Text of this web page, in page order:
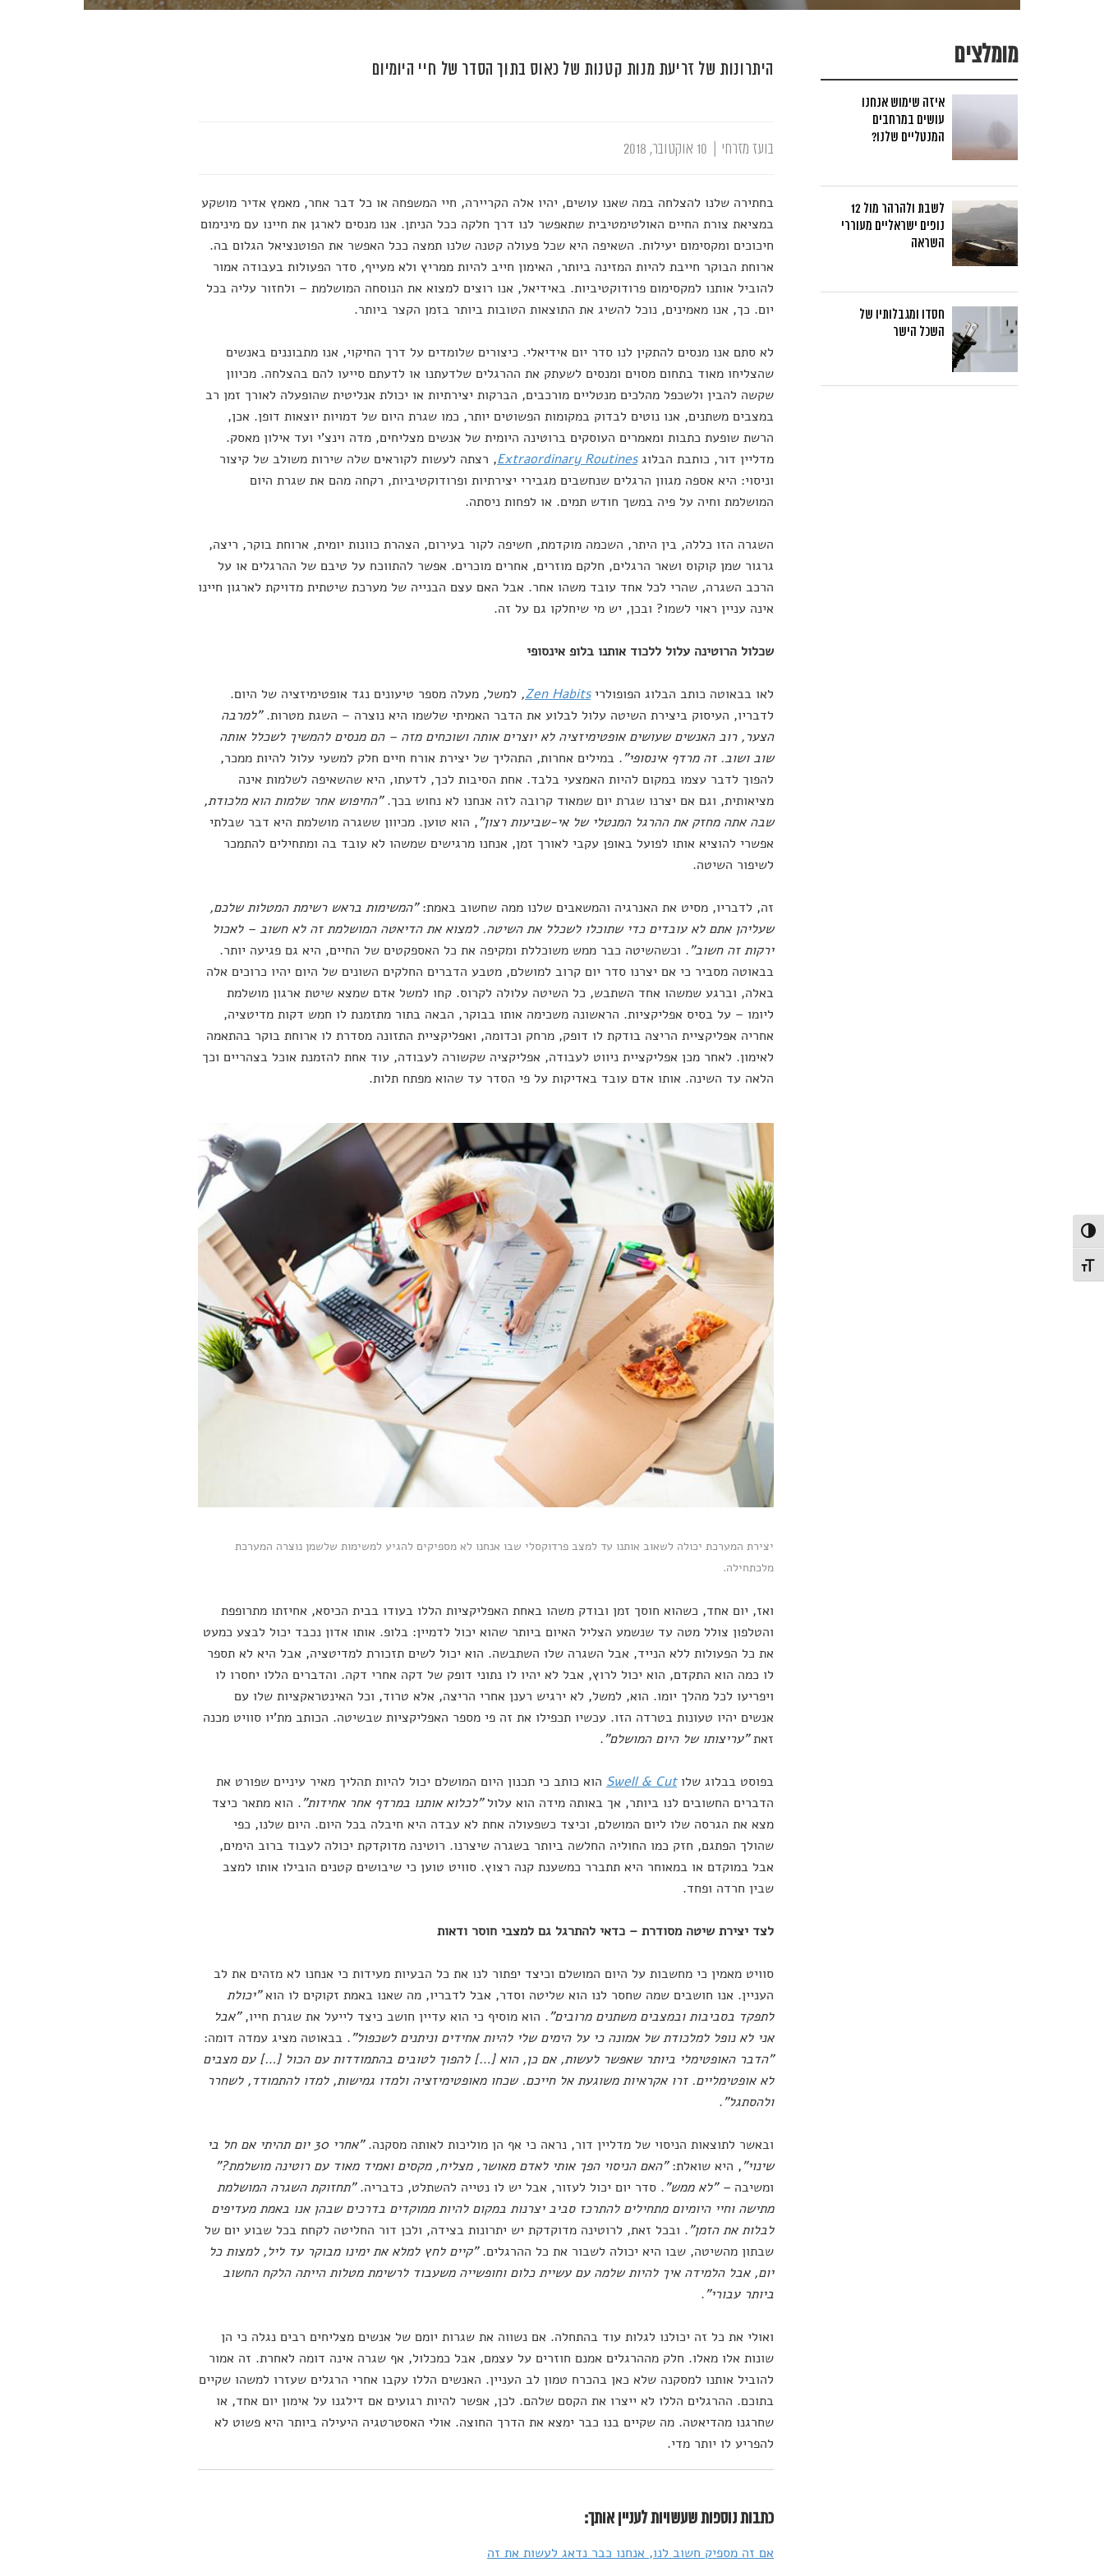
הפעל/כבה ניגודיות גבוהה
מתג גודל גופן
היתרונות של זריעת מנות קטנות של כאוס בתוך הסדר של חיי היומיום
בועז מזרחי
בחתירה שלנו להצלחה במה שאנו עושים, יהיו אלה הקריירה, חיי המשפחה או כל דבר אחר, מאמץ אדיר מושקע
במציאת צורת החיים האולטימטיבית שתאפשר לנו דרך חלקה ככל הניתן. אנו מנסים לארגן את חיינו עם מינימום
חיכוכים ומקסימום יעילות. השאיפה היא שכל פעולה קטנה שלנו תמצה ככל האפשר את הפוטנציאל הגלום בה.
ארוחת הבוקר חייבת להיות המזינה ביותר, האימון חייב להיות ממריץ ולא מעייף, סדר הפעולות בעבודה אמור
להוביל אותנו למקסימום פרודוקטיביות. באידיאל, אנו רוצים למצוא את הנוסחה המושלמת – ולחזור עליה בכל
יום. כך, אנו מאמינים, נוכל להשיג את התוצאות הטובות ביותר בזמן הקצר ביותר.
לא סתם אנו מנסים להתקין לנו סדר יום אידיאלי. כיצורים שלומדים על דרך החיקוי, אנו מתבוננים באנשים
שהצליחו מאוד בתחום מסוים ומנסים לשעתק את ההרגלים שלדעתנו או לדעתם סייעו להם בהצלחה. מכיוון
שקשה להבין ולשכפל מהלכים מנטליים מורכבים, הברקות יצירתיות או יכולת אנליטית שהופעלה לאורך זמן רב
במצבים משתנים, אנו נוטים לבדוק במקומות הפשוטים יותר, כמו שגרת היום של דמויות יוצאות דופן. אכן,
הרשת שופעת כתבות ומאמרים העוסקים ברוטינה היומית של אנשים מצליחים, מדה וינצ'י ועד אילון מאסק.
מדליין דור, כותבת הבלוגExtraordinary Routines, רצתה לעשות לקוראים שלה שירות משולב של קיצור
וניסוי: היא אספה מגוון הרגלים שנחשבים מגבירי יצירתיות ופרודוקטיביות, רקחה מהם את שגרת היום
המושלמת וחיה על פיה במשך חודש תמים. או לפחות ניסתה.
השגרה הזו כללה, בין היתר, השכמה מוקדמת, חשיפה לקור בעירום, הצהרת כוונות יומית, ארוחת בוקר, ריצה,
גרגור שמן קוקוס ושאר הרגלים, חלקם מוזרים, אחרים מוכרים. אפשר להתווכח על טיבם של ההרגלים או על
הרכב השגרה, שהרי לכל אחד עובד משהו אחר. אבל האם עצם הבנייה של מערכת שיטתית מדויקת לארגון חיינו
אינה עניין ראוי לשמו? ובכן, יש מי שיחלקו גם על זה.
שכלול הרוטינה עלול ללכוד אותנו בלופ אינסופי
לאו בבאוטה כותב הבלוג הפופולריZen Habits
, למשל, מעלה מספר טיעונים נגד אופטימיזציה של היום.
לדבריו, העיסוק ביצירת השיטה עלול לבלוע את הדבר האמיתי שלשמו היא נוצרה – השגת מטרות."למרבה
הצער, רוב האנשים שעושים אופטימיזציה לא יוצרים אותה ושוכחים מזה – הם מנסים להמשיך לשכלל אותה
שוב ושוב. זה מרדף אינסופי". במילים אחרות, התהליך של יצירת אורח חיים חלק למשעי עלול להיות ממכר,
להפוך לדבר עצמו במקום להיות האמצעי בלבד. אחת הסיבות לכך, לדעתו, היא שהשאיפה לשלמות אינה
מציאותית, וגם אם יצרנו שגרת יום שמאוד קרובה לזה אנחנו לא נחוש בכך."החיפוש אחר שלמות הוא מלכודת,
שבה אתה מחזק את ההרגל המנטלי של אי-שביעות רצון", הוא טוען. מכיוון ששגרה מושלמת היא דבר שבלתי
אפשרי להוציא אותו לפועל באופן עקבי לאורך זמן, אנחנו מרגישים שמשהו לא עובד בה ומתחילים להתמכר
לשיפור השיטה.
זה, לדבריו, מסיט את האנרגיה והמשאבים שלנו ממה שחשוב באמת:"המשימות בראש רשימת המטלות שלכם,
שעליהן אתם לא עובדים כדי שתוכלו לשכלל את השיטה. למצוא את הדיאטה המושלמת זה לא חשוב – לאכול
ירקות זה חשוב". וכשהשיטה כבר ממש משוכללת ומקיפה את כל האספקטים של החיים, היא גם פגיעה יותר.
בבאוטה מסביר כי אם יצרנו סדר יום קרוב למושלם, מטבע הדברים החלקים השונים של היום יהיו כרוכים אלה
באלה, וברגע שמשהו אחד השתבש, כל השיטה עלולה לקרוס. קחו למשל אדם שמצא שיטת ארגון מושלמת
ליומו – על בסיס אפליקציות. הראשונה משכימה אותו בבוקר, הבאה בתור מתזמנת לו חמש דקות מדיטציה,
אחריה אפליקציית הריצה בודקת לו דופק, מרחק וכדומה, ואפליקציית התזונה מסדרת לו ארוחת בוקר בהתאמה
לאימון. לאחר מכן אפליקציית ניווט לעבודה, אפליקציה שקשורה לעבודה, עוד אחת להזמנת אוכל בצהריים וכך
הלאה עד השינה. אותו אדם עובד באדיקות על פי הסדר עד שהוא מפתח תלות.
יצירת המערכת יכולה לשאוב אותנו עד למצב פרדוקסלי שבו אנחנו לא מספיקים להגיע למשימות שלשמן נוצרה המערכת
מלכתחילה.
ואז, יום אחד, כשהוא חוסך זמן ובודק משהו באחת האפליקציות הללו בעודו בבית הכיסא, אחיזתו מתרופפת
והטלפון צולל מטה עד שנשמע הצליל האיום ביותר שהוא יכול לדמיין: בלופ. אותו אדון נכבד יכול לבצע כמעט
את כל הפעולות ללא הנייד, אבל השגרה שלו השתבשה. הוא יכול לשים תזכורת למדיטציה, אבל היא לא תספר
לו כמה הוא התקדם, הוא יכול לרוץ, אבל לא יהיו לו נתוני דופק של דקה אחרי דקה. והדברים הללו יחסרו לו
ויפריעו לכל מהלך יומו. הוא, למשל, לא ירגיש רענן אחרי הריצה, אלא טרוד, וכל האינטראקציות שלו עם
אנשים יהיו טעונות בטרדה הזו. עכשיו תכפילו את זה פי מספר האפליקציות שבשיטה. הכותב מת'יו סוויט מכנה
זאת"עריצותו של היום המושלם".
בפוסט בבלוג שלוSwell & Cut הוא כותב כי תכנון היום המושלם יכול להיות תהליך מאיר עיניים שפורט את
הדברים החשובים לנו ביותר, אך באותה מידה הוא עלול"לכלוא אותנו במרדף אחר אחידות". הוא מתאר כיצד
מצא את הגרסה שלו ליום המושלם, וכיצד כשפעולה אחת לא עבדה היא חיבלה בכל היום. היום שלנו, כפי
שהולך הפתגם, חזק כמו החוליה החלשה ביותר בשגרה שיצרנו. רוטינה מדוקדקת יכולה לעבוד ברוב הימים,
אבל במוקדם או במאוחר היא תתברר כמשענת קנה רצוץ. סוויט טוען כי שיבושים קטנים הובילו אותו למצב
שבין חרדה ופחד.
לצד יצירת שיטה מסודרת – כדאי להתרגל גם למצבי חוסר ודאות
סוויט מאמין כי מחשבות על היום המושלם וכיצד יפתור לנו את כל הבעיות מעידות כי אנחנו לא מזהים את לב
העניין. אנו חושבים שמה שחסר לנו הוא שליטה וסדר, אבל לדבריו, מה שאנו באמת זקוקים לו הוא"יכולת
לתפקד בסביבות ובמצבים משתנים מרובים". הוא מוסיף כי הוא עדיין חושב כיצד לייעל את שגרת חייו,"אבל
אני לא נופל למלכודת של אמונה כי על הימים שלי להיות אחידים וניתנים לשכפול". בבאוטה מציג עמדה דומה:
"הדבר האופטימלי ביותר שאפשר לעשות, אם כן, הוא […] להפוך לטובים בהתמודדות עם הכול […] עם מצבים
לא אופטימליים. זרו אקראיות משוגעת אל חייכם. שכחו מאופטימיזציה ולמדו גמישות, למדו להתמודד, לשחרר
ולהסתגל".
ובאשר לתוצאות הניסוי של מדליין דור, נראה כי אף הן מוליכות לאותה מסקנה.
"אחרי 30 יום תהיתי אם חל בי
שינוי", היא שואלת:"האם הניסוי הפך אותי לאדם מאושר, מצליח, מקסים ואמיד מאוד עם רוטינה מושלמת?"
ומשיבה – "לא ממש". סדר יום יכול לעזור, אבל יש לו נטייה להשתלט, כדבריה."תחזוקת השגרה המושלמת
מתישה וחיי היומיום מתחילים להתרכז סביב יצרנות במקום להיות ממוקדים בדרכים שבהן אנו באמת מעדיפים
לבלות את הזמן". ובכל זאת, לרוטינה מדוקדקת יש יתרונות בצידה, ולכן דור החליטה לקחת בכל שבוע יום של
שבתון מהשיטה, שבו היא יכולה לשבור את כל ההרגלים."קיים לחץ למלא את ימינו מבוקר עד ליל, למצות כל
יום, אבל הלמידה איך להיות שלמה עם עשיית כלום וחופשייה משעבוד לרשימת מטלות הייתה הלקח החשוב
ביותר עבורי".
ואולי את כל זה יכולנו לגלות עוד בהתחלה. אם נשווה את שגרות יומם של אנשים מצליחים רבים נגלה כי הן
שונות אלו מאלו. חלק מההרגלים אמנם חוזרים על עצמם, אבל כמכלול, אף שגרה אינה דומה לאחרת. זה אמור
להוביל אותנו למסקנה שלא כאן בהכרח טמון לב העניין. האנשים הללו עקבו אחרי הרגלים שעזרו למשהו שקיים
בתוכם. ההרגלים הללו לא ייצרו את הקסם שלהם. לכן, אפשר להיות רגועים אם דילגנו על אימון יום אחד, או
שחרגנו מהדיאטה. מה שקיים בנו כבר ימצא את הדרך החוצה. אולי האסטרטגיה היעילה ביותר היא פשוט לא
להפריע לו יותר מדי.
כתבות נוספות שעשויות לעניין אותך:
אם זה מספיק חשוב לנו, אנחנו כבר נדאג לעשות את זה
מומלצים
איזה שימוש אנחנו
עושים במרחבים
המנטליים שלנו?
לשבת ולהרהר מול 12
נופים ישראליים מעוררי
השראה
חסדו ומגבלותיו של
השכל הישר